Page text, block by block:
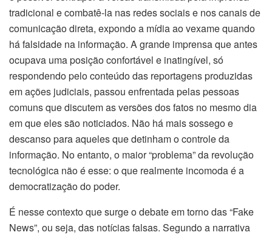
tradicional e combatê-la nas redes sociais e nos canais de
comunicação direta, expondo a mídia ao vexame quando
há falsidade na informação. A grande imprensa que antes
ocupava uma posição confortável e inatingível, só
respondendo pelo conteúdo das reportagens produzidas
em ações judiciais, passou enfrentada pelas pessoas
comuns que discutem as versões dos fatos no mesmo dia
em que eles são noticiados. Não há mais sossego e
descanso para aqueles que detinham o controle da
informação. No entanto, o maior “problema” da revolução
tecnológica não é esse: o que realmente incomoda é a
democratização do poder.
É nesse contexto que surge o debate em torno das “Fake
News”, ou seja, das notícias falsas. Segundo a narrativa